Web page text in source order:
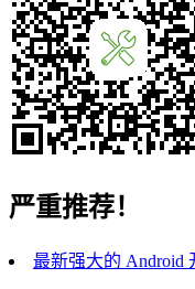
严重推荐！
最新强大的 Android